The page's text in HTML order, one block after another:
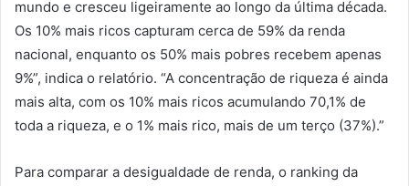
mundo e cresceu ligeiramente ao longo da última década.
Os 10% mais ricos capturam cerca de 59% da renda
nacional, enquanto os 50% mais pobres recebem apenas
9%”, indica o relatório. “A concentração de riqueza é ainda
mais alta, com os 10% mais ricos acumulando 70,1% de
toda a riqueza, e o 1% mais rico, mais de um terço (37%).”
Para comparar a desigualdade de renda, o ranking da